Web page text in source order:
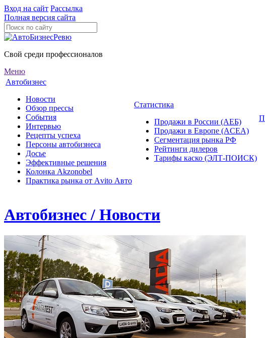
Вход на сайт Рассылка
Полная версия сайта
Свой среди профессионалов
Меню
Автобизнес
Новости
Обзор прессы
События
Интервью
Рецепты успеха
Персоны автобизнеса
Досье
Эффективные решения
Колонка Akzonobel
Практика рынка от Аvito Авто
Статистика
Продажи в России (АЕБ)
Продажи в Европе (ACEA)
Сегментация рынка РФ
Рейтинги дилеров
Тарифы каско (ЭЛТ-ПОИСК)
Автобизнес / Новости